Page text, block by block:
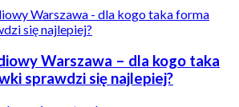
Warszawa – dla kogo taka
sprawdzi się najlepiej?